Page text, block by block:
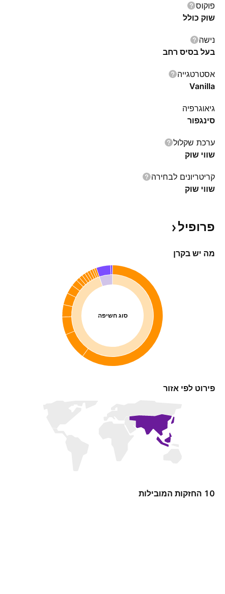
פוקוס
שוק כולל
נישה
בעל בסיס רחב
אסטרטגייה
Vanilla
גיאוגרפיה
סינגפור
ערכת שקלול
שווי שוק
קריטריונים לבחירה
שווי שוק
פרופיל
מה יש בקרן
סוג חשיפה
פירוט לפי אזור
10 החזקות המובילות